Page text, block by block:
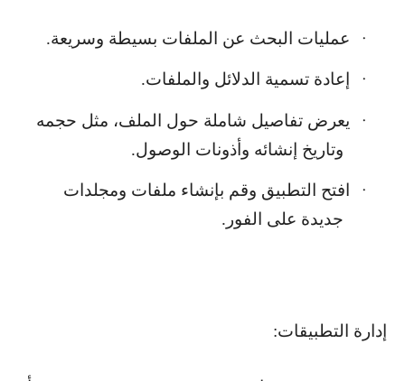
· عمليات البحث عن الملفات بسيطة وسريعة.
· إعادة تسمية الدلائل والملفات.
·
يعرض تفاصيل شاملة حول الملف، مثل حجمه
وتاريخ إنشائه وأذونات الوصول.
·
افتح التطبيق وقم بإنشاء ملفات ومجلدات
جديدة على الفور.
إدارة التطبيقات: